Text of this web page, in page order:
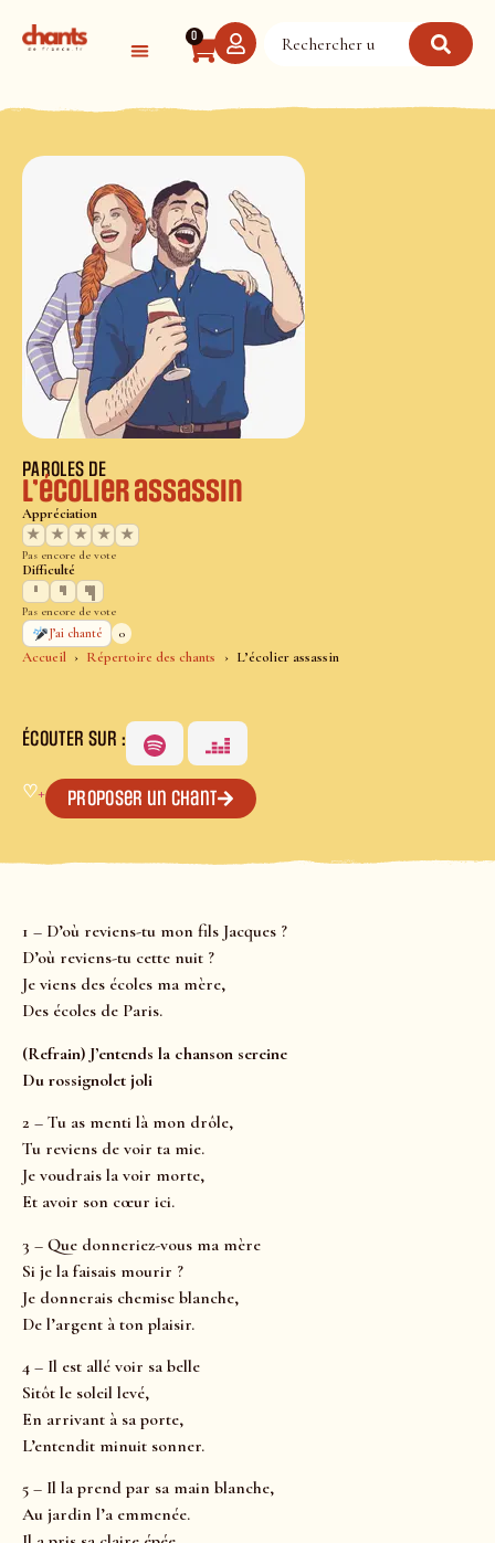
0
Accueil Répertoire des chants L’écolier assassin
PAROLES DE
L’écolier assassin
Appréciation
★
★ ★ ★ ★
Pas encore de vote
Difficulté
Pas encore de vote
J’ai chanté
0
ÉCOUTER SUR :
♡+ Proposer un chant
1 – D’où reviens-tu mon fils Jacques ?
D’où reviens-tu cette nuit ?
Je viens des écoles ma mère,
Des écoles de Paris.
(Refrain) J’entends la chanson sereine
Du rossignolet joli
2 – Tu as menti là mon drôle,
Tu reviens de voir ta mie.
Je voudrais la voir morte,
Et avoir son cœur ici.
3 – Que donneriez-vous ma mère
Si je la faisais mourir ?
Je donnerais chemise blanche,
De l’argent à ton plaisir.
4 – Il est allé voir sa belle
Sitôt le soleil levé,
En arrivant à sa porte,
L’entendit minuit sonner.
5 – Il la prend par sa main blanche,
Au jardin l’a emmenée.